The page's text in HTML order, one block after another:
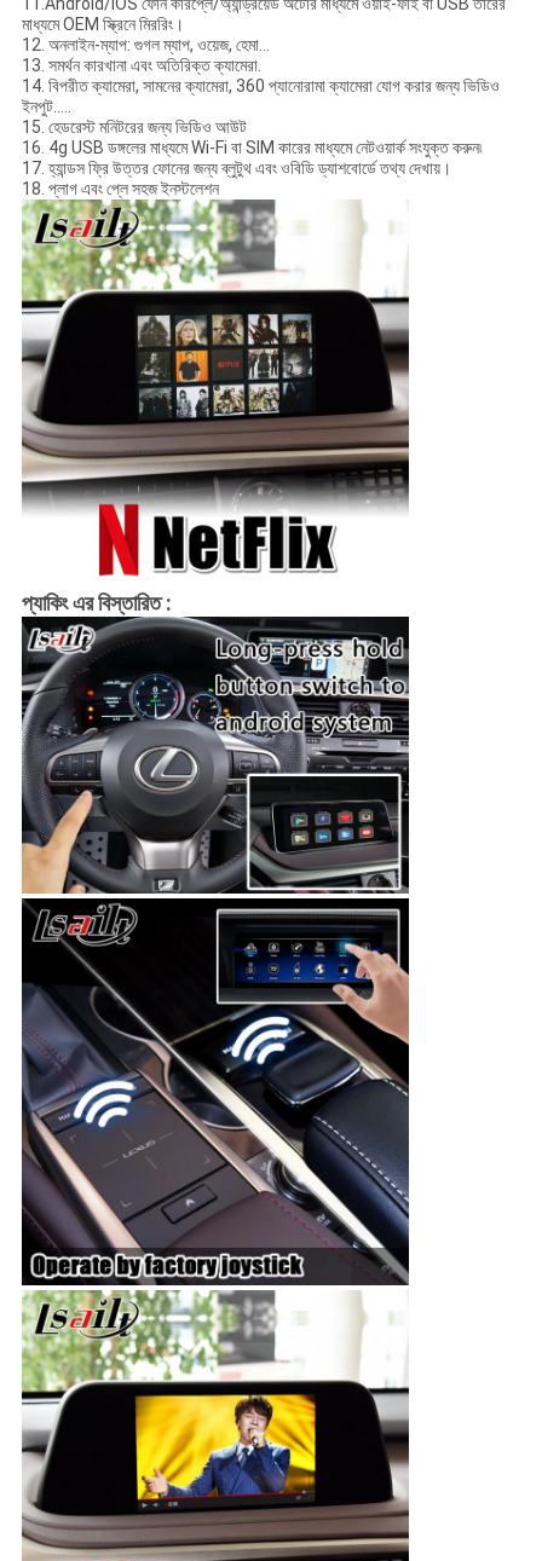
11.Android/IOS ফোন কারপ্লে/অ্যান্ড্রয়েড অটোর মাধ্যমে ওয়াই-ফাই বা USB তারের
মাধ্যমে OEM স্ক্রিনে মিররিং।
12. অনলাইন-ম্যাপ: গুগল ম্যাপ, ওয়েজ, হেমা...
13. সমর্থন কারখানা এবং অতিরিক্ত ক্যামেরা.
14. বিপরীত ক্যামেরা, সামনের ক্যামেরা, 360 প্যানোরামা ক্যামেরা যোগ করার জন্য ভিডিও
ইনপুট.....
15. হেডরেস্ট মনিটরের জন্য ভিডিও আউট
16. 4g USB ডঙ্গলের মাধ্যমে Wi-Fi বা SIM কারের মাধ্যমে নেটওয়ার্ক সংযুক্ত করুন৷
17. হ্যান্ডস ফ্রি উত্তর ফোনের জন্য ব্লুটুথ এবং ওবিডি ড্যাশবোর্ডে তথ্য দেখায়।
18. প্লাগ এবং প্লে সহজ ইনস্টলেশন
প্যাকিং এর বিস্তারিত :